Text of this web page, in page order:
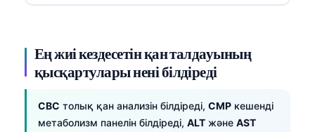
Ең жиі кездесетін қан талдауының
қысқартулары нені білдіреді
CBC толық қан анализін білдіреді, CMP кешенді
метаболизм панелін білдіреді, ALT және AST